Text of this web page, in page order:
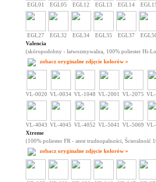
EGL01 EGL05 EGL12 EGL13 EGL14
EGL27 EGL32 EGL34 EGL35 EGL37
Valencia
(skóropodobny - łatwozmywalna, 100% poliester Hi-
zobacz oryginalne zdjęcie kolorów »
VL-0020 VL-0034 VL-1048 VL-2001 VL-2075
VL-4043 VL-4045 VL-4052 VL-5041 VL-5069
Xtreme
(100% poliester FR - atest trudnopalności, Ścieralność
zobacz oryginalne zdjęcie kolorów »